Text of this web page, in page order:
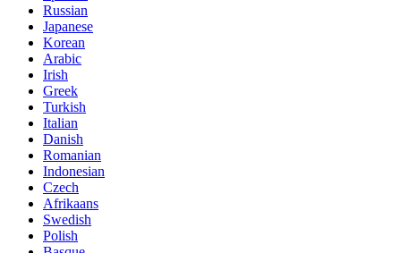
Russian
Japanese
Korean
Arabic
Irish
Greek
Turkish
Italian
Danish
Romanian
Indonesian
Czech
Afrikaans
Swedish
Polish